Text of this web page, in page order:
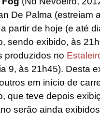
De Palma (estreiam
partir de hoje (e até
sendo exibido, às
produzidos no
9, às 21h45). Desta
em início de
que teve depois
serão ainda exibidos